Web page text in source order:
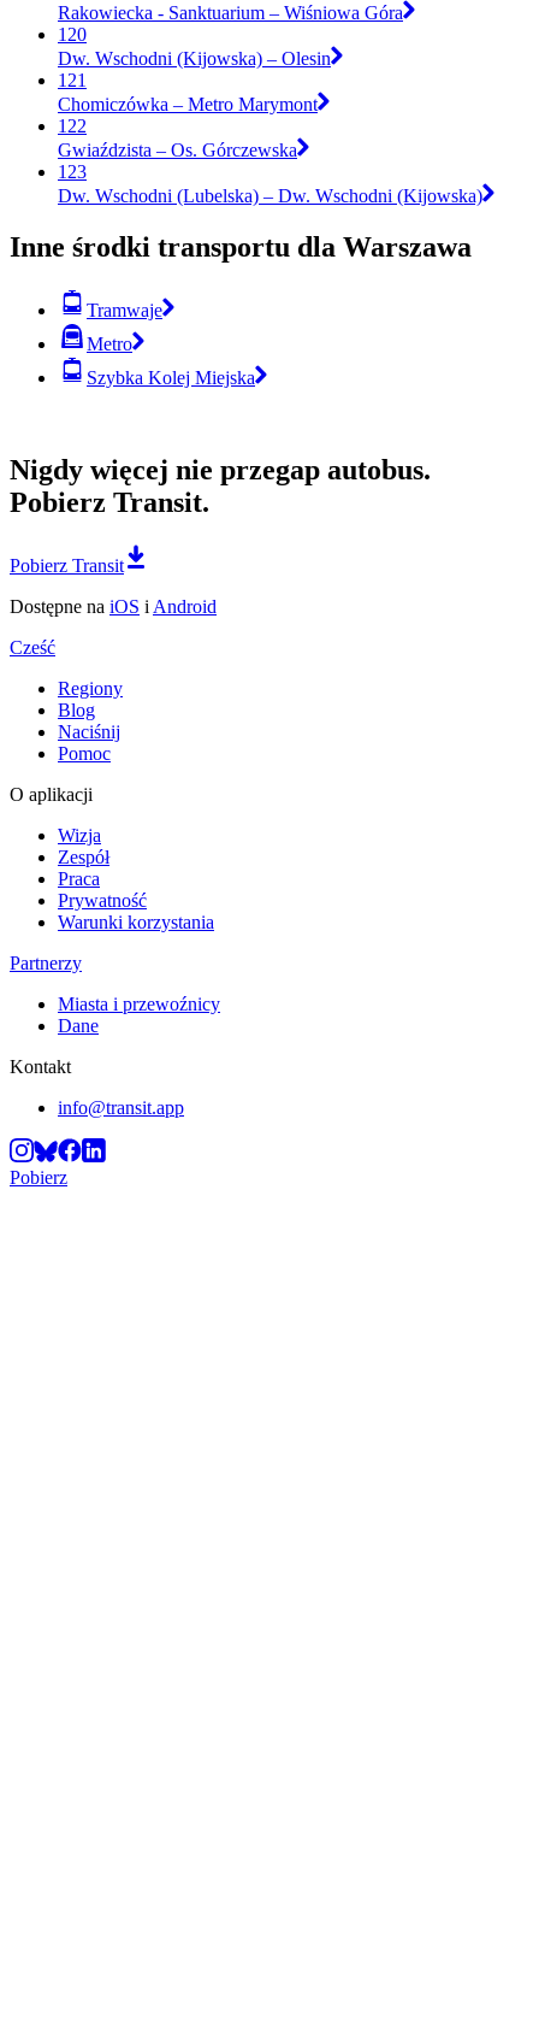
Rakowiecka - Sanktuarium – Wiśniowa Góra
120
Dw. Wschodni (Kijowska) – Olesin
121
Chomiczówka – Metro Marymont
122
Gwiaździsta – Os. Górczewska
123
Dw. Wschodni (Lubelska) – Dw. Wschodni (Kijowska)
Inne środki transportu dla Warszawa
Tramwaje
Metro
Szybka Kolej Miejska
Nigdy więcej nie przegap autobus.
Pobierz Transit.
Pobierz Transit
Dostępne na iOS i Android
Cześć
Regiony
Blog
Naciśnij
Pomoc
O aplikacji
Wizja
Zespół
Praca
Prywatność
Warunki korzystania
Partnerzy
Miasta i przewoźnicy
Dane
Kontakt
info@transit.app
Pobierz